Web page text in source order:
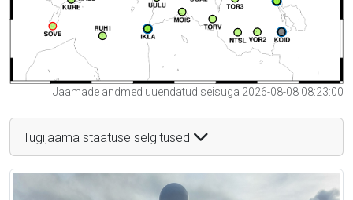
Jaamade andmed uuendatud seisuga 2026-08-08 08:23:00
Tugijaama staatuse selgitused